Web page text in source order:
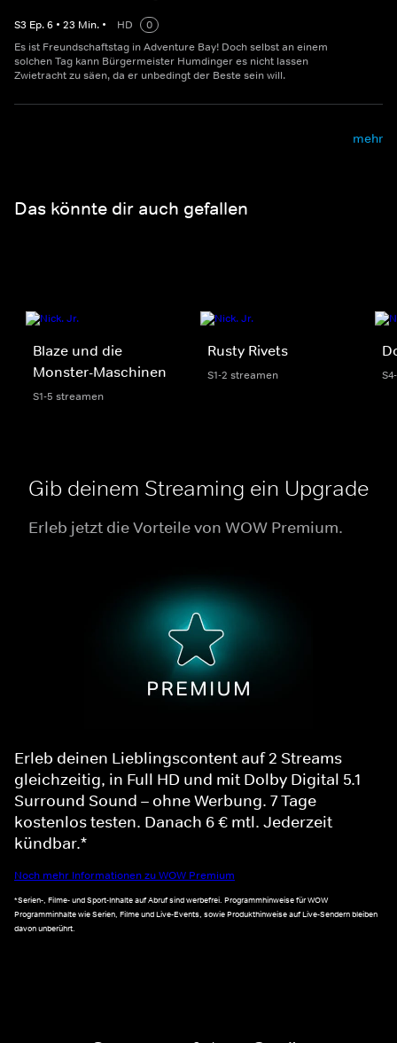
S3 Ep.6 • 23 Min. • HD
0
Es ist Freundschaftstag in Adventure Bay! Doch selbst an einem
solchen Tag kann Bürgermeister Humdinger es nicht lassen
Zwietracht zu säen, da er unbedingt der Beste sein will.
mehr
Das könnte dir auch gefallen
Blaze und die
Monster-Maschinen
S1-5 streamen
Rusty Rivets
S1-2 streamen
Gib deinem Streaming ein Upgrade
Erleb jetzt die Vorteile von WOW Premium.
Erleb deinen Lieblingscontent auf 2 Streams
gleichzeitig, in Full HD und mit Dolby Digital 5.1
Surround Sound – ohne Werbung. 7 Tage
kostenlos testen. Danach 6 € mtl. Jederzeit
kündbar.*
Noch mehr Informationen zu WOW Premium
*Serien-, Filme- und Sport-Inhalte auf Abruf sind werbefrei. Programmhinweise für WOW
Programminhalte wie Serien, Filme und Live-Events, sowie Produkthinweise auf Live-Sendern bleiben
davon unberührt.